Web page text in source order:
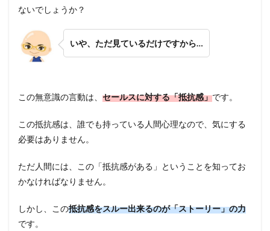
ないでしょうか？
いや、ただ見ているだけですから…
この無意識の言動は、 セールスに対する「抵抗感」です。
この抵抗感は、誰でも持っている人間心理なので、気にする
必要はありません。
ただ人間には、この「抵抗感がある」ということを知ってお
かなければなりません。
しかし、この抵抗感をスルー出来るのが「ストーリー」の力
です。